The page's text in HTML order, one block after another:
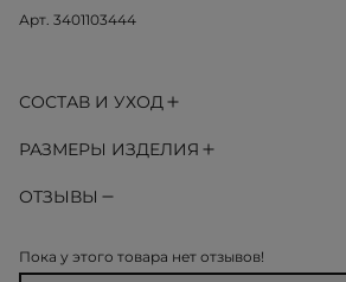
Арт. 3401103444
СОСТАВ И УХОД
РАЗМЕРЫ ИЗДЕЛИЯ
ОТЗЫВЫ
Пока у этого товара нет отзывов!